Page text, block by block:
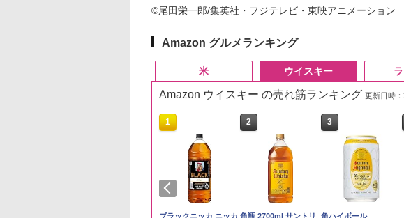
©尾田栄一郎/集英社・フジテレビ・東映アニメーション
Amazon グルメランキング
米
1
by Amazon 国産ブレ
2
野沢農産 無洗米 青い流
3
【在庫処分価格】もも
ウイスキー
Amazon ウイスキー の売れ筋ランキング 更新日時
1
ブラックニッカ ニッカ
2
角瓶 2700ml サントリ
3
角ハイボール